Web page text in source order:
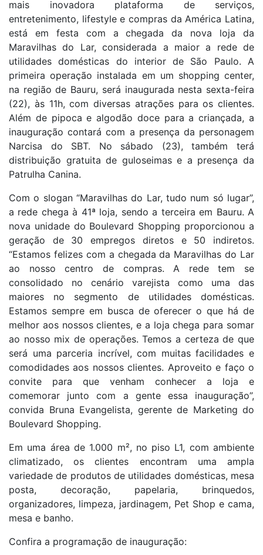
mais inovadora plataforma de serviços,
entretenimento, lifestyle e compras da América Latina,
está em festa com a chegada da nova loja da
Maravilhas do Lar, considerada a maior a rede de
utilidades domésticas do interior de São Paulo. A
primeira operação instalada em um shopping center,
na região de Bauru, será inaugurada nesta sexta-feira
(22), às 11h, com diversas atrações para os clientes.
Além de pipoca e algodão doce para a criançada, a
inauguração contará com a presença da personagem
Narcisa do SBT. No sábado (23), também terá
distribuição gratuita de guloseimas e a presença da
Patrulha Canina.
Com o slogan “Maravilhas do Lar, tudo num só lugar”,
a rede chega à 41ª loja, sendo a terceira em Bauru. A
nova unidade do Boulevard Shopping proporcionou a
geração de 30 empregos diretos e 50 indiretos.
“Estamos felizes com a chegada da Maravilhas do Lar
ao nosso centro de compras. A rede tem se
consolidado no cenário varejista como uma das
maiores no segmento de utilidades domésticas.
Estamos sempre em busca de oferecer o que há de
melhor aos nossos clientes, e a loja chega para somar
ao nosso mix de operações. Temos a certeza de que
será uma parceria incrível, com muitas facilidades e
comodidades aos nossos clientes. Aproveito e faço o
convite para que venham conhecer a loja e
comemorar junto com a gente essa inauguração”,
convida Bruna Evangelista, gerente de Marketing do
Boulevard Shopping.
Em uma área de 1.000 m², no piso L1, com ambiente
climatizado, os clientes encontram uma ampla
variedade de produtos de utilidades domésticas, mesa
posta, decoração, papelaria, brinquedos,
organizadores, limpeza, jardinagem, Pet Shop e cama,
mesa e banho.
Confira a programação de inauguração: